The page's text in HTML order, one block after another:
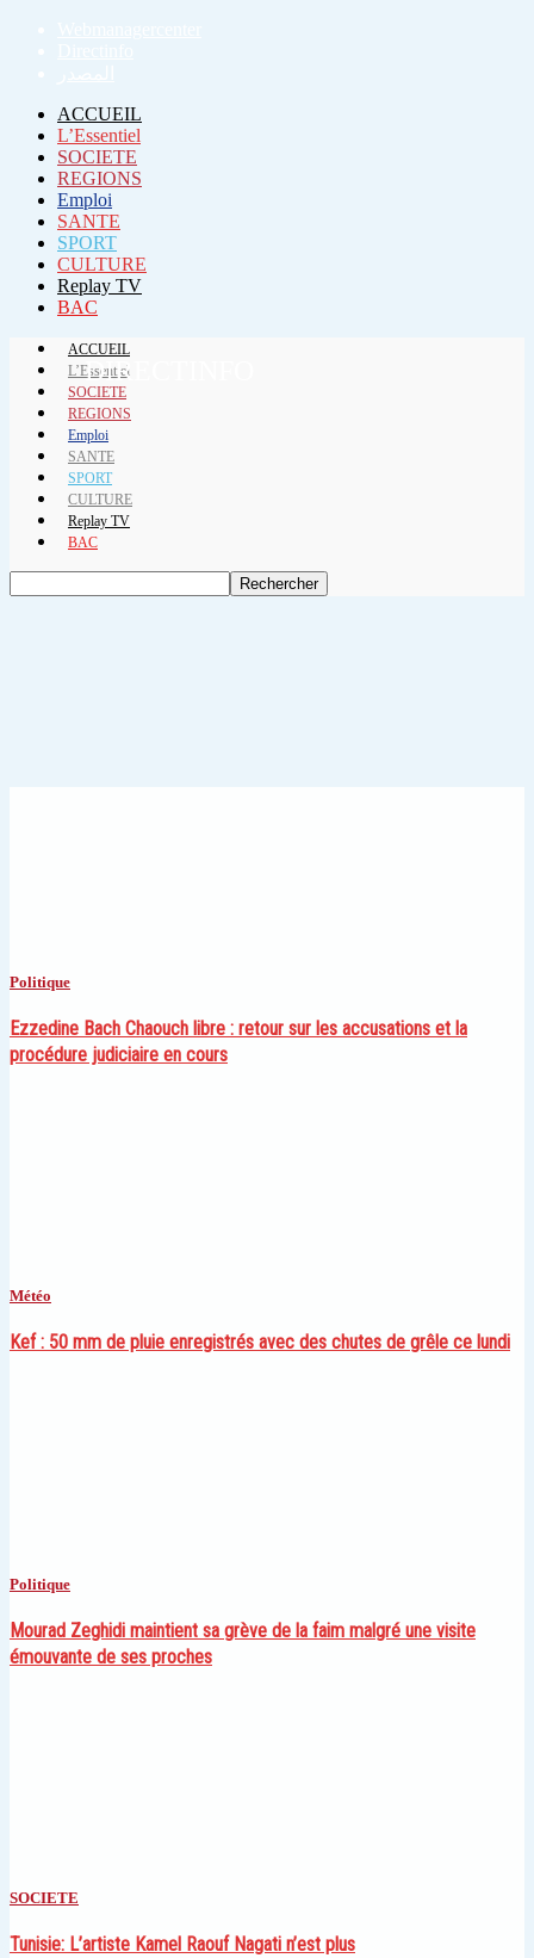
ACCUEIL
L’Essentiel
SOCIETE
REGIONS
Emploi
SANTE
SPORT
CULTURE
Replay TV
BAC
DIRECTINFO
ACCUEIL
L’Essentiel
SOCIETE
REGIONS
Emploi
SANTE
SPORT
CULTURE
Replay TV
BAC
Politique
Ezzedine Bach Chaouch libre : retour sur les accusations et la
procédure judiciaire en cours
Météo
Kef : 50 mm de pluie enregistrés avec des chutes de grêle ce lundi
Politique
Mourad Zeghidi maintient sa grève de la faim malgré une visite
émouvante de ses proches
SOCIETE
Tunisie: L’artiste Kamel Raouf Nagati n’est plus